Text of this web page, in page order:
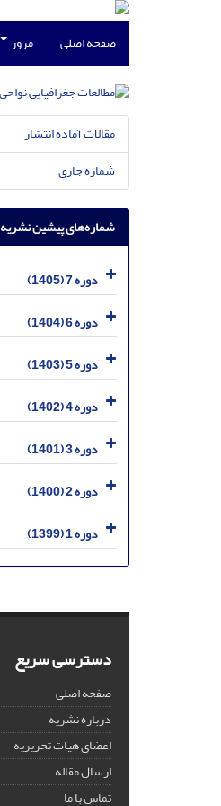
صفحه اصلی مرور
مقالات آماده انتشار
شماره جاری
شماره‌های پیشین نشریه
دوره 7 (1405)
دوره 6 (1404)
دوره 5 (1403)
دوره 4 (1402)
دوره 3 (1401)
دوره 2 (1400)
دوره 1 (1399)
دسترسی سریع
صفحه اصلی
درباره نشریه
اعضای هیات تحریریه
ارسال مقاله
تماس با ما